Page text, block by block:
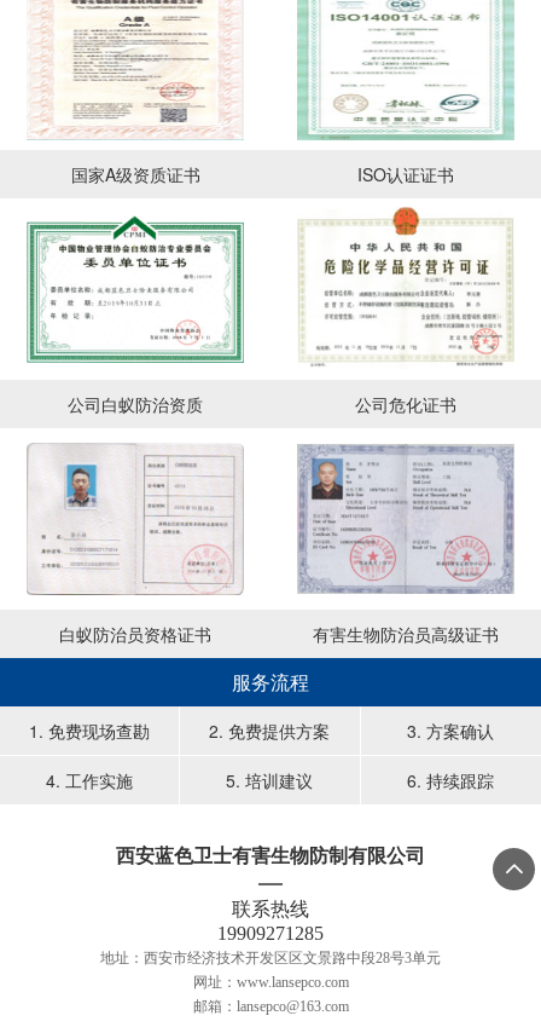
国家A级资质证书 ISO认证证书
公司白蚁防治资质 公司危化证书
白蚁防治员资格证书 有害生物防治员高级证书
服务流程
1. 免费现场查勘 2. 免费提供方案 3. 方案确认
4. 工作实施 5. 培训建议 6. 持续跟踪
西安蓝色卫士有害生物防制有限公司
联系热线
19909271285
地址：西安市经济技术开发区区文景路中段28号3单元
网址：www.lansepco.com
邮箱：lansepco@163.com
